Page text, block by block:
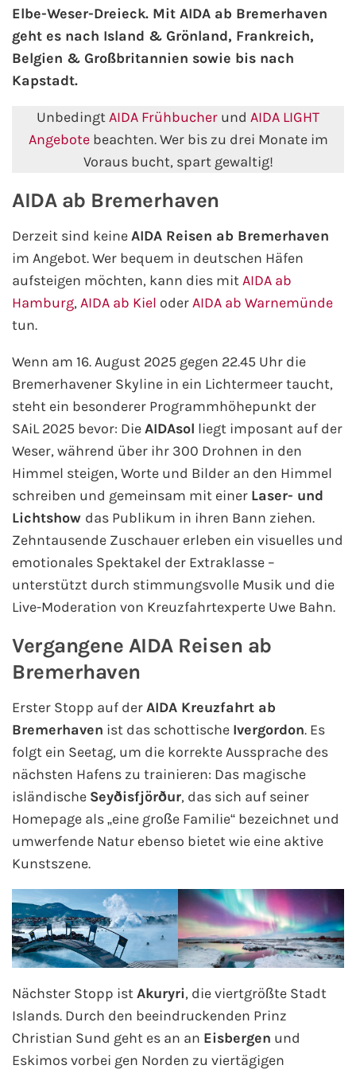
AIDA Kanaren & Madeira
AIDA Nordeuropa
AIDA Norwegen
AIDA Westeuropa
AIDA Ostsee
AIDA Orient
AIDA Adria
AIDA Südostasien
AIDA Weltreisen
Alle AIDA Häfen
Mein Schiff Reiseziele
Mein Schiff Karibik
Mein Schiff Kanaren
Mein Schiff Norwegen
Mein Schiff Mittelmeer
Mein Schiff Orient
Mein Schiff Nordamerika
Mein Schiff Transreisen
Mein Schiff Asien
Mittelmeer-Kreuzfahrt
Karibik-Kreuzfahrt
Ostsee-Kreuzfahrt
Elbe-Weser-Dreieck. Mit AIDA ab Bremerhaven
geht es nach Island & Grönland, Frankreich,
Belgien & Großbritannien sowie bis nach
Kapstadt.
UnbedingtAIDA Frühbucher und AIDA LIGHT
Angebotebeachten. Wer bis zu drei Monate im
Voraus bucht, spart gewaltig!
AIDA ab Bremerhaven
Derzeit sind keineAIDA Reisen ab Bremerhaven
im Angebot. Wer bequem in deutschen Häfen
aufsteigen möchten, kann dies mitAIDA ab
Hamburg, AIDA ab Kiel oderAIDA ab Warnemünde
tun.
Wenn am 16. August 2025 gegen 22.45 Uhr die
Bremerhavener Skyline in ein Lichtermeer taucht,
steht ein besonderer Programmhöhepunkt der
SAiL 2025 bevor: DieAIDAsol liegt imposant auf der
Weser, während über ihr 300 Drohnen in den
Himmel steigen, Worte und Bilder an den Himmel
schreiben und gemeinsam mit einer Laser- und
Lichtshow das Publikum in ihren Bann ziehen.
Zehntausende Zuschauer erleben ein visuelles und
emotionales Spektakel der Extraklasse –
unterstützt durch stimmungsvolle Musik und die
Live-Moderation von Kreuzfahrtexperte Uwe Bahn.
Vergangene AIDA Reisen ab
Bremerhaven
Erster Stopp auf derAIDA Kreuzfahrt ab
Bremerhaven ist das schottische Ivergordon. Es
folgt ein Seetag, um die korrekte Aussprache des
nächsten Hafens zu trainieren: Das magische
isländische Seyðisfjörður, das sich auf seiner
Homepage als „eine große Familie“ bezeichnet und
umwerfende Natur ebenso bietet wie eine aktive
Kunstszene.
Nächster Stopp istAkuryri, die viertgrößte Stadt
Islands. Durch den beeindruckenden Prinz
Christian Sund geht es an an Eisbergen und
Eskimos vorbei gen Norden zu viertägigen